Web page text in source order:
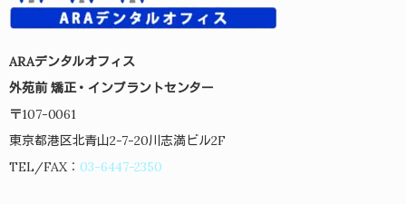
ARAデンタルオフィス
外苑前 矯正・インプラントセンター
〒107-0061
東京都港区北青山2-7-20川志満ビル2F
TEL/FAX：03-6447-2350